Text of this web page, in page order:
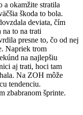
a okamžite stratila
škoda to bola.
deviata, čím
to na trati
presne to, čo od nej
Napriek trom
na najlepšiu
aj trati, hoci tam
Na ZOH môže
tendenciu.
zbabranom šprinte.